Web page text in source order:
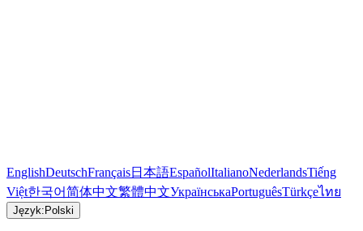
EnglishDeutschFrançais日本語EspañolItalianoNederlandsTiếng
Việt한국어简体中文繁體中文УкраїнськаPortuguêsTürkçeไทย
Język: Polski